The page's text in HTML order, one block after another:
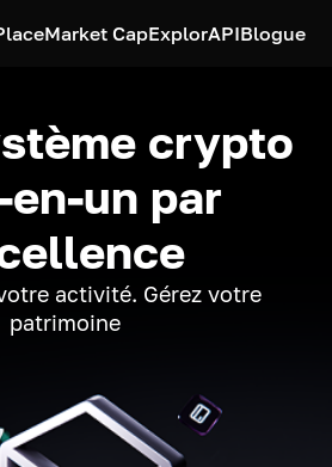
Market CapExplorAPIBlogue
crypto
un par
activité. Gérez votre
patrimoine